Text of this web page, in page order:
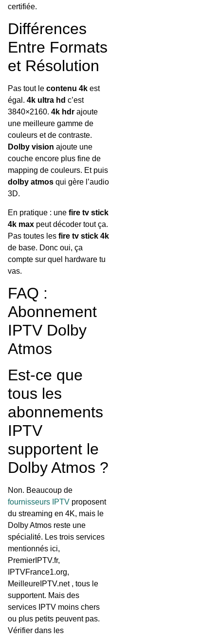
certifiée.
Différences
Entre Formats
et Résolution
Pas tout le contenu 4k est
égal. 4k ultra hd c’est
3840×2160. 4k hdr ajoute
une meilleure gamme de
couleurs et de contraste.
Dolby vision ajoute une
couche encore plus fine de
mapping de couleurs. Et puis
dolby atmos qui gère l’audio
3D.
En pratique : une fire tv stick
4k max peut décoder tout ça.
Pas toutes les fire tv stick 4k
de base. Donc oui, ça
compte sur quel hardware tu
vas.
FAQ :
Abonnement
IPTV Dolby
Atmos
Est-ce que
tous les
abonnements
IPTV
supportent le
Dolby Atmos ?
Non. Beaucoup de
fournisseurs IPTV proposent
du streaming en 4K, mais le
Dolby Atmos reste une
spécialité. Les trois services
mentionnés ici,
PremierIPTV.fr,
IPTVFrance1.org,
MeilleureIPTV.net , tous le
supportent. Mais des
services IPTV moins chers
ou plus petits peuvent pas.
Vérifier dans les